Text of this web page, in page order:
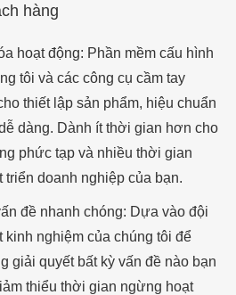
hàng
hoạt động: Phần mềm cấu hình
tôi và các công cụ cầm tay
thiết lập sản phẩm, hiệu chuẩn
dàng. Dành ít thời gian hơn cho
phức tạp và nhiều thời gian
triển doanh nghiệp của bạn.
đề nhanh chóng: Dựa vào đội
kinh nghiệm của chúng tôi để
giải quyết bất kỳ vấn đề nào bạn
thiểu thời gian ngừng hoạt